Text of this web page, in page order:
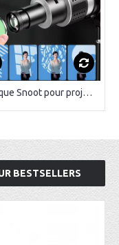
Optique Snoot pour projecteur bowens
BESTSELLERS